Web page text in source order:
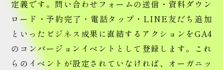
定義です。問い合わせフォームの送信・資料ダウン
ロード・予約完了・電話タップ・LINE友だち追加
といったビジネス成果に直結するアクションをGA4
のコンバージョンイベントとして登録します。これ
らのイベントが設定されていなければ、オーガニッ